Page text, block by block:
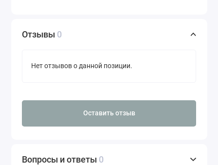
Отзывы 0
Нет отзывов о данной позиции.
Оставить отзыв
Вопросы и ответы 0